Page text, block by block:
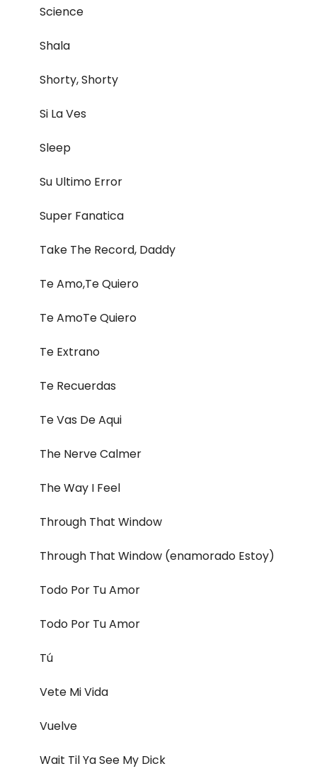
Science
Shala
Shorty, Shorty
Si La Ves
Sleep
Su Ultimo Error
Super Fanatica
Take The Record, Daddy
Te Amo,Te Quiero
Te AmoTe Quiero
Te Extrano
Te Recuerdas
Te Vas De Aqui
The Nerve Calmer
The Way I Feel
Through That Window
Through That Window (enamorado Estoy)
Todo Por Tu Amor
Todo Por Tu Amor
Tú
Vete Mi Vida
Vuelve
Wait Til Ya See My Dick